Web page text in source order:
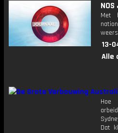
Met
13-
Alle
Hoe
Dat